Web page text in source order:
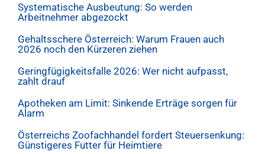
Systematische Ausbeutung: So werden
Arbeitnehmer abgezockt
Gehaltsschere Österreich: Warum Frauen auch
2026 noch den Kürzeren ziehen
Geringfügigkeitsfalle 2026: Wer nicht aufpasst,
zahlt drauf
Apotheken am Limit: Sinkende Erträge sorgen für
Alarm
Österreichs Zoofachhandel fordert Steuersenkung:
Günstigeres Futter für Heimtiere